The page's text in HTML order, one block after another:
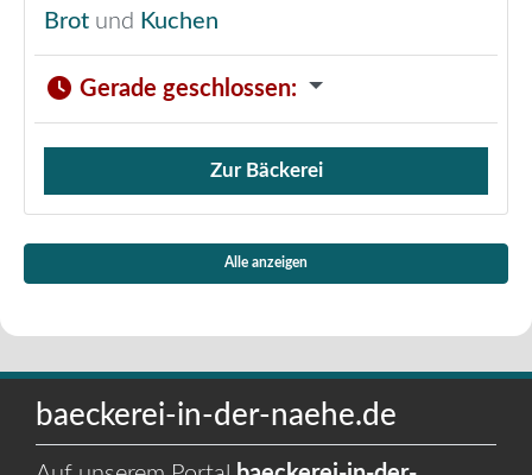
Brot und Kuchen
Gerade geschlossen:
Verkauf von Brötchen,
Zur Bäckerei
Alle anzeigen
baeckerei-in-der-naehe.de